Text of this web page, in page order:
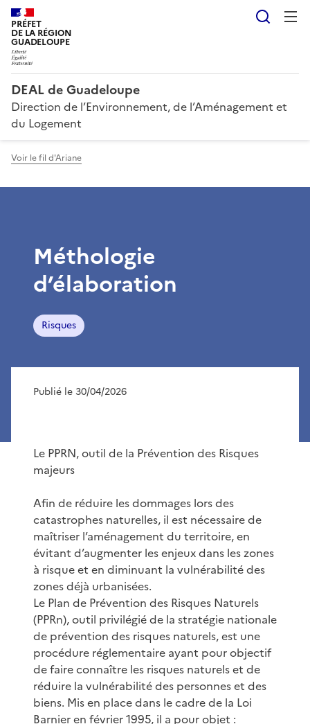
PRÉFET
DE LA RÉGION
GUADELOUPE
DEAL de Guadeloupe
Direction de l’Environnement, de l’Aménagement et
du Logement
Voir le fil d'Ariane
Méthologie
d’élaboration
Risques
Publié le 30/04/2026
Le PPRN, outil de la Prévention des Risques
majeurs
Afin de réduire les dommages lors des
catastrophes naturelles, il est nécessaire de
maîtriser l’aménagement du territoire, en
évitant d’augmenter les enjeux dans les zones
à risque et en diminuant la vulnérabilité des
zones déjà urbanisées.
Le Plan de Prévention des Risques Naturels
(PPRn), outil privilégié de la stratégie nationale
de prévention des risques naturels, est une
procédure réglementaire ayant pour objectif
de faire connaître les risques naturels et de
réduire la vulnérabilité des personnes et des
biens. Mis en place dans le cadre de la Loi
Barnier en février 1995, il a pour objet :